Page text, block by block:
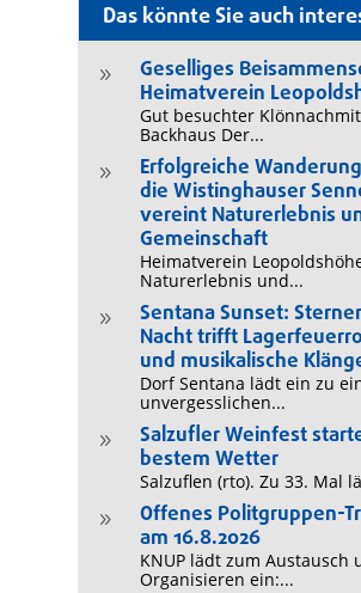
Das könnte Sie auch
9
Geselliges
Heimatverein
Gut besuchter
Backhaus Der...
9
Erfolgreiche
die Wistinghauser
vereint Naturerlebnis
Gemeinschaft
Heimatverein
Naturerlebnis und...
9
Sentana Sunset:
Nacht trifft
und musikalische
Dorf Sentana lädt ein zu
unvergesslichen...
9
Salzufler Weinfest
bestem Wetter
Salzuflen (rto). Zu 33. Mal
9
Offenes Politgruppen-
am 16.8.2026
KNUP lädt zum Austausch
Organisieren ein:...